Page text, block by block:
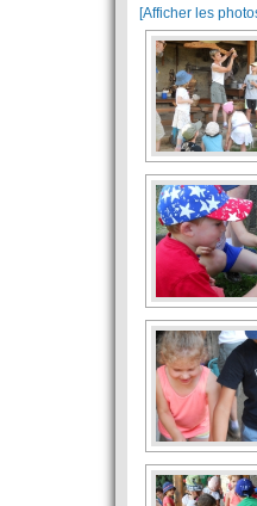
[Afficher les